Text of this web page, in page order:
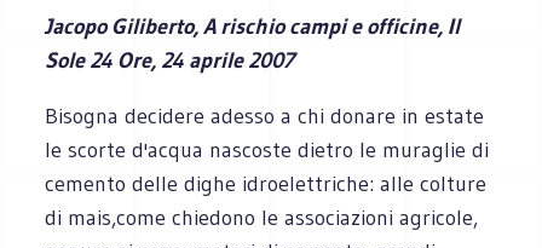
Jacopo Giliberto, A rischio campi e officine, Il
Sole 24 Ore, 24 aprile 2007
Bisogna decidere adesso a chi donare in estate
le scorte d'acqua nascoste dietro le muraglie di
cemento delle dighe idroelettriche: alle colture
di mais,come chiedono le associazioni agricole,